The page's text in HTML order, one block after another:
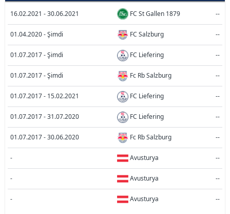
16.02.2021 - 30.06.2021 FC St Gallen 1879 --
01.04.2020 - Şimdi FC Salzburg --
01.07.2017 - Şimdi FC Liefering --
01.07.2017 - Şimdi Fc Rb Salzburg --
01.07.2017 - 15.02.2021 FC Liefering --
01.07.2017 - 31.07.2020 FC Liefering --
01.07.2017 - 30.06.2020 Fc Rb Salzburg --
- Avusturya --
- Avusturya --
- Avusturya --